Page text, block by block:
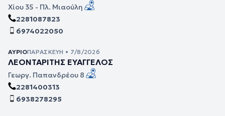
Χίου 35 - Πλ. Μιαούλη
2281087823
6974022050
ΑΎΡΙΟΠΑΡΑΣΚΕΥΉ • 7/8/2026
ΛΕΟΝΤΑΡΙΤΗΣ ΕΥΑΓΓΕΛΟΣ
Γεωργ. Παπανδρέου 8
2281400313
6938278295